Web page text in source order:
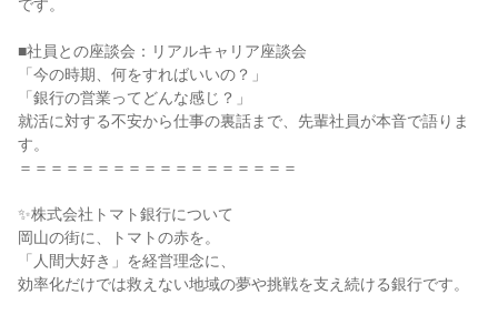
です。
■社員との座談会：リアルキャリア座談会
「今の時期、何をすればいいの？」
「銀行の営業ってどんな感じ？」
就活に対する不安から仕事の裏話まで、先輩社員が本音で語りま
す。
＝＝＝＝＝＝＝＝＝＝＝＝＝＝＝＝＝＝
✨株式会社トマト銀行について
岡山の街に、トマトの赤を。
「人間大好き」を経営理念に、
効率化だけでは救えない地域の夢や挑戦を支え続ける銀行です。